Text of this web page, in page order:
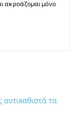
ακροάζομαι μόνο
τα